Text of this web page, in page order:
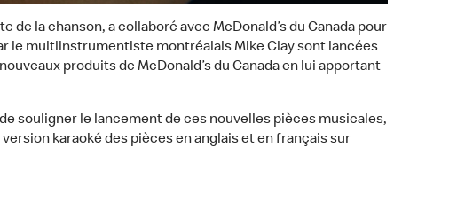
la chanson, a collaboré avec McDonald’s du Canada pour
le multiinstrumentiste montréalais Mike Clay sont lancées
produits de McDonald’s du Canada en lui apportant
souligner le lancement de ces nouvelles pièces musicales,
karaoké des pièces en anglais et en français sur